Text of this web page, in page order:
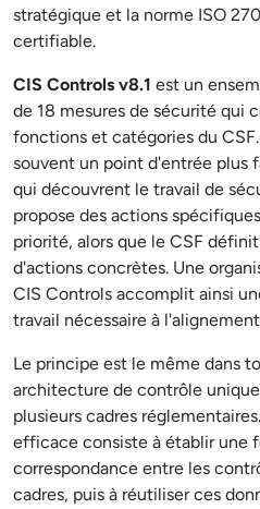
stratégique et la norme ISO
certifiable.
CIS Controls v8.1 est un
de 18 mesures de sécurité qui
fonctions et catégories du
souvent un point d'entrée plus
qui découvrent le travail de
propose des actions
priorité, alors que le CSF
d'actions concrètes. Une
CIS Controls accomplit ainsi
travail nécessaire à
Le principe est le même dans
architecture de contrôle
plusieurs cadres
efficace consiste à établir une
correspondance entre les
cadres, puis à réutiliser ces